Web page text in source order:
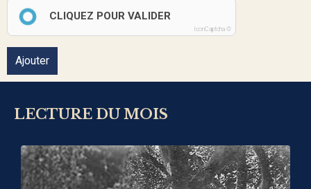
CLIQUEZ POUR VALIDER
IconCaptcha ©
Ajouter
LECTURE DU MOIS